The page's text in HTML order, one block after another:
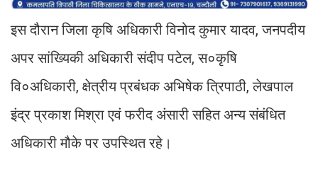
इस दौरान जिला कृषि अधिकारी विनोद कुमार यादव, जनपदीय
अपर सांख्यिकी अधिकारी संदीप पटेल, स०कृषि
वि०अधिकारी, क्षेत्रीय प्रबंधक अभिषेक त्रिपाठी, लेखपाल
इंद्र प्रकाश मिश्रा एवं फरीद अंसारी सहित अन्य संबंधित
अधिकारी मौके पर उपस्थित रहे।